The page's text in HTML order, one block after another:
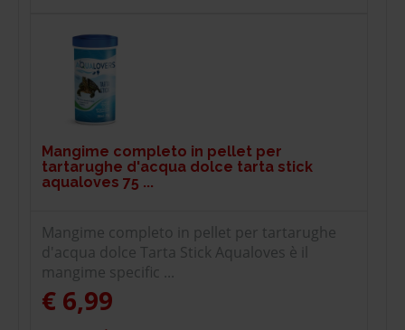
Mangime completo in pellet per
tartarughe d'acqua dolce tarta stick
aqualoves 75 ...
Mangime completo in pellet per tartarughe
d'acqua dolce Tarta Stick Aqualoves è il
mangime specific ...
€ 6,99